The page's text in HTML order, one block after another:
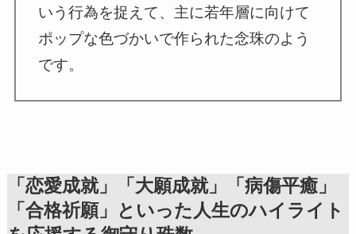
いう行為を捉えて、主に若年層に向けて
ポップな色づかいで作られた念珠のよう
です。
「恋愛成就」「大願成就」「病傷平癒」
「合格祈願」といった人生のハイライト